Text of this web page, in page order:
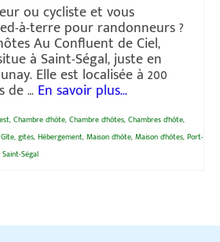
ou cycliste et vous
à-terre pour randonneurs ?
Au Confluent de Ciel,
à Saint-Ségal, juste en
Elle est localisée à 200
de … En savoir plus...
,Chambre d'hôte,Chambre d'hôtes,Chambres d'hôte,
Gîte,gites,Hébergement,Maison d'hôte,Maison d'hôtes,Port-
Saint-Ségal